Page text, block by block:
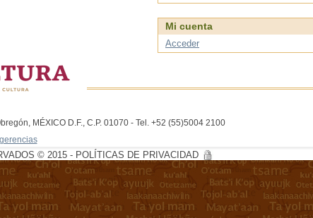
Mi cuenta
Acceder
MÉXICO D.F., C.P. 01070 - Tel. +52 (55)5004 2100
© 2015 - POLÍTICAS DE PRIVACIDAD